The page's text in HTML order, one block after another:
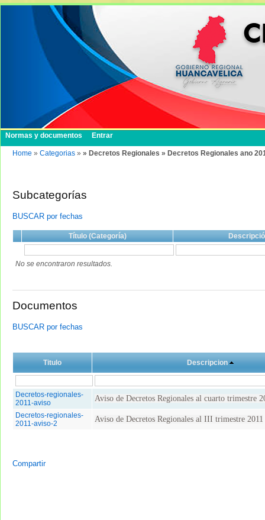
Normas y documentos Entrar
Home » Categorias » » Decretos Regionales » Decretos Regionales ano
Subcategorías
BUSCAR por fechas
Título (Categoría)
No se encontraron resultados.
Documentos
BUSCAR por fechas
Titulo Descripcion
Decretos-regionales-
2011-aviso
Aviso de Decretos Regionales al cuarto trimestre
Decretos-regionales-
2011-aviso-2
Aviso de Decretos Regionales al III trimestre 2011
Compartir